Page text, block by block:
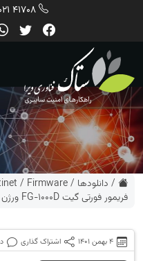
41708 021
/ دانلودها /
Firmware
/
فریمور فورتی گیت FG-1000D ورژن 6.4.5
4 بهمن 1401 اشتراک گذاری